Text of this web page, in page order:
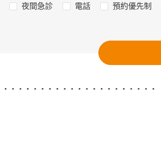
夜間急診 電話 預約優先制